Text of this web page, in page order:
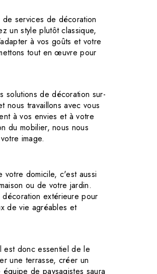
services de décoration
un style plutôt classique,
à vos goûts et votre
tout en œuvre pour
solutions de décoration sur-
nous travaillons avec vous
à vos envies et à votre
du mobilier, nous nous
image.
domicile, c'est aussi
ou de votre jardin.
extérieure pour
de vie agréables et
est donc essentiel de le
une terrasse, créer un
de paysagistes saura